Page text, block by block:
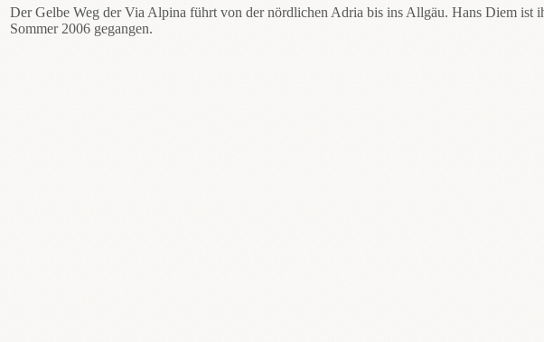
Der Gelbe Weg der Via Alpina führt von der nördlichen Adria bis ins Allgäu. Hans Diem ist
Sommer 2006 gegangen.